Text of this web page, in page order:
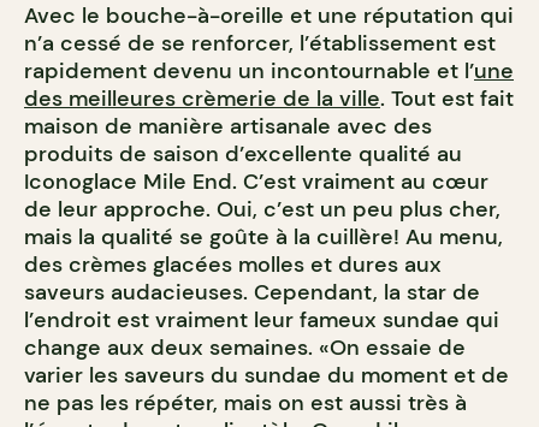
Avec le bouche-à-oreille et une réputation qui
n’a cessé de se renforcer, l’établissement est
rapidement devenu un incontournable et l’une
des meilleures crèmerie de la ville. Tout est fait
maison de manière artisanale avec des
produits de saison d’excellente qualité au
Iconoglace Mile End. C’est vraiment au cœur
de leur approche. Oui, c’est un peu plus cher,
mais la qualité se goûte à la cuillère! Au menu,
des crèmes glacées molles et dures aux
saveurs audacieuses. Cependant, la star de
l’endroit est vraiment leur fameux sundae qui
change aux deux semaines. «On essaie de
varier les saveurs du sundae du moment et de
ne pas les répéter, mais on est aussi très à